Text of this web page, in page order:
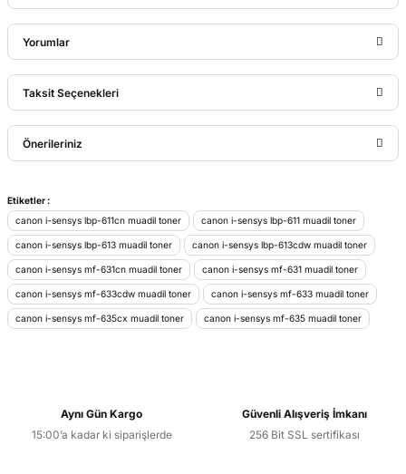
Yorumlar
Bu ürüne ilk yorumu siz yapın!
Taksit Seçenekleri
Önerileriniz
Bu ürünün fiyat bilgisi, resim, ürün açıklamalarında ve diğer
konularda yetersiz gördüğünüz noktaları öneri formunu
kullanarak tarafımıza iletebilirsiniz.
Görüş ve önerileriniz için teşekkür ederiz.
Ürün resmi kalitesiz, bozuk veya görüntülenemiyor.
Ürün açıklamasında eksik bilgiler bulunuyor.
Etiketler :
canon i-sensys lbp-611cn muadil toner
canon i-sensys lbp-611 muadil toner
canon i-sensys lbp-613 muadil toner canon i-sensys lbp-613cdw muadil toner
canon i-sensys mf-631cn muadil toner canon i-sensys mf-631 muadil toner
canon i-sensys mf-633cdw muadil toner canon i-sensys mf-633 muadil toner
canon i-sensys mf-635cx muadil toner canon i-sensys mf-635 muadil toner
Aynı Gün Kargo
15:00’a kadar ki siparişlerde
Güvenli Alışveriş İmkanı
256 Bit SSL sertifikası